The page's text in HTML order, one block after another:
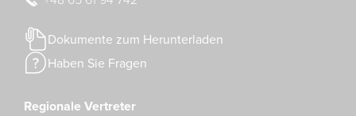
Dokumente zum Herunterladen
Haben Sie Fragen
Regionale Vertreter